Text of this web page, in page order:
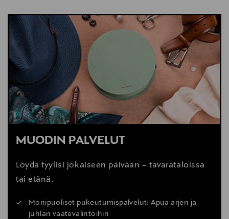
MUODIN PALVELUT
Löydä tyylisi jokaiseen päivään – tavarataloissa
tai etänä.
Monipuoliset pukeutumispalvelut: Apua arjen ja
juhlan vaatevalintoihin